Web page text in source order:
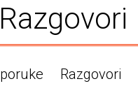
Razgovori
Razgovori